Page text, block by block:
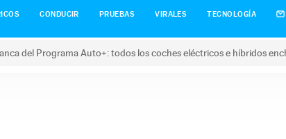
CONDUCIR PRUEBAS VIRALES TECNOLOGÍA
del Programa Auto+: todos los coches eléctricos e híbridos